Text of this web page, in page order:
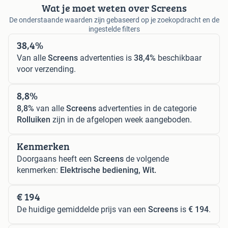
Wat je moet weten over Screens
De onderstaande waarden zijn gebaseerd op je zoekopdracht en de
ingestelde filters
38,4%
Van alle Screens advertenties is 38,4% beschikbaar
voor verzending.
8,8%
8,8% van alle Screens advertenties in de categorie
Rolluiken zijn in de afgelopen week aangeboden.
Kenmerken
Doorgaans heeft een Screens de volgende
kenmerken: Elektrische bediening, Wit.
€ 194
De huidige gemiddelde prijs van een Screens is € 194.